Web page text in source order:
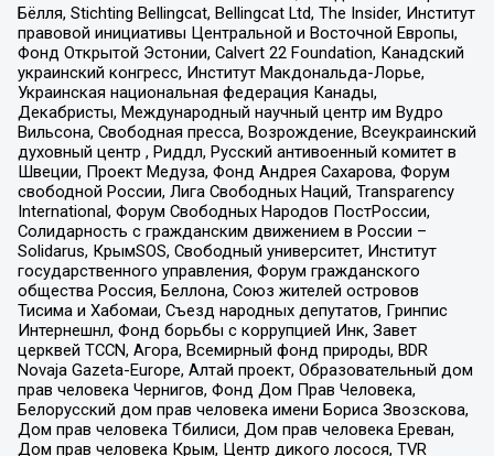
Бёлля, Stichting Bellingcat, Bellingcat Ltd, The Insider, Институт
правовой инициативы Центральной и Восточной Европы,
Фонд Открытой Эстонии, Calvert 22 Foundation, Канадский
украинский конгресс, Институт Макдональда-Лорье,
Украинская национальная федерация Канады,
Декабристы, Международный научный центр им Вудро
Вильсона, Свободная пресса, Возрождение, Всеукраинский
духовный центр , Риддл, Русский антивоенный комитет в
Швеции, Проект Медуза, Фонд Андрея Сахарова, Форум
свободной России, Лига Свободных Наций, Transparеncy
International, Форум Свободных Народов ПостРоссии,
Солидарность с гражданским движением в России –
Solidarus, КрымSOS, Свободный университет, Институт
государственного управления, Форум гражданского
общества Россия, Беллона, Союз жителей островов
Тисима и Хабомаи, Съезд народных депутатов, Гринпис
Интернешнл, Фонд борьбы с коррупцией Инк, Завет
церквей TCCN, Агора, Всемирный фонд природы, BDR
Novaja Gazeta-Europe, Алтай проект, Образовательный дом
прав человека Чернигов, Фонд Дом Прав Человека,
Белорусский дом прав человека имени Бориса Звозскова,
Дом прав человека Тбилиси, Дом прав человека Ереван,
Дом прав человека Крым, Центр дикого лосося, TVR